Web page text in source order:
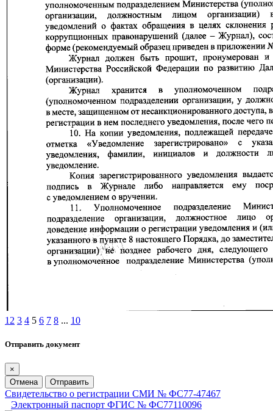
1 2 3 4 5 6 7 8 ... 10
Отправить документ
×
Отмена
Отправить
Свидетельство о регистрации СМИ № ФС77-47467
Электронный паспорт ФГИС № ФС77110096